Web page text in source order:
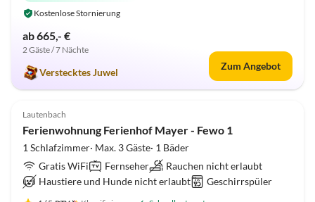
Kostenlose Stornierung
ab 665,- €
2 Gäste / 7 Nächte
Verstecktes Juwel
Zum Angebot
5.0 (1)
Lautenbach
Ferienwohnung Ferienhof Mayer - Fewo 1
1 Schlafzimmer· Max. 3 Gäste· 1 Bäder
Gratis WiFi
Fernseher
Rauchen nicht erlaubt
Haustiere und Hunde nicht erlaubt
Geschirrspüler